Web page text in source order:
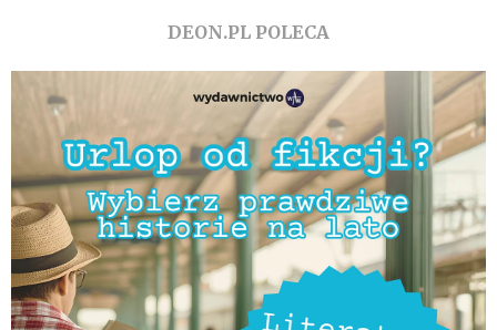
DEON.PL POLECA